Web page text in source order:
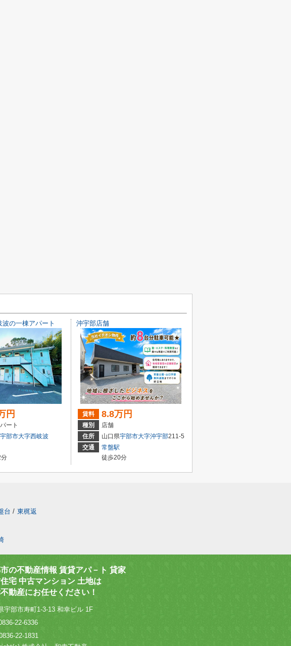
の一棟アパート
円
ート
宇部市大字西岐波
沖宇部店舗
賃料 8.8万円
種別
店舗
住所
山口県宇部市大字沖宇部211-5
交通
常盤駅
徒歩20分
台 / 東梶返
の不動産情報 賃貸アパ－ト 貸家
宅 中古マンション 土地は
動産にお任せください！
宇部市寿町1-3-13 和幸ビル 1F
22-6336
22-1831